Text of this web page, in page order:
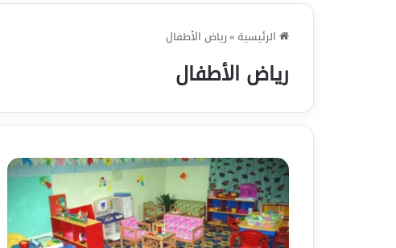
الرئيسية »رياض الأطفال
رياض الأطفال